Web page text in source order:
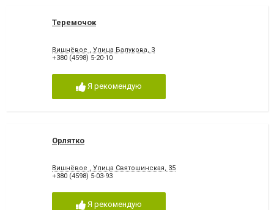
Теремочок
Вишнёвое , Улица Балукова, 3
+380 (4598) 5-20-10
Я рекомендую
Орлятко
Вишнёвое , Улица Святошинская, 35
+380 (4598) 5-03-93
Я рекомендую